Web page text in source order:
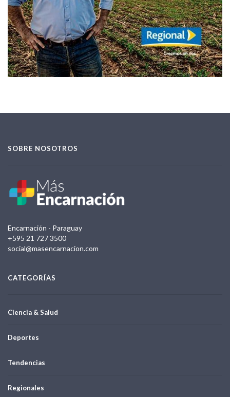
SOBRE NOSOTROS
Encarnación - Paraguay
+595 21 727 3500
social@masencarnacion.com
CATEGORÍAS
Ciencia & Salud
Deportes
Tendencias
Regionales